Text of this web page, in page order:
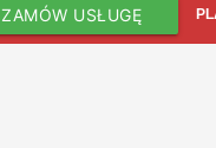
ZAMÓW USŁUGĘ